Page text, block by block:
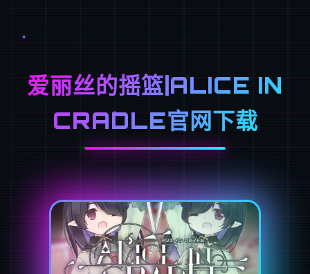
爱丽丝的摇篮|ALICE IN
CRADLE官网下载